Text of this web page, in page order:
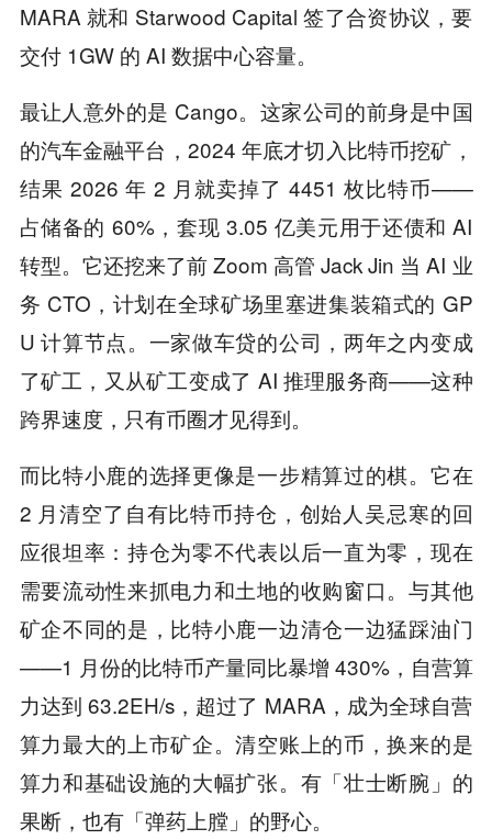
MARA 就和 Starwood Capital 签了合资协议，要
交付 1GW 的 AI 数据中心容量。
最让人意外的是 Cango。这家公司的前身是中国
的汽车金融平台，2024 年底才切入比特币挖矿，
结果 2026 年 2 月就卖掉了 4451 枚比特币——
占储备的 60%，套现 3.05 亿美元用于还债和 AI
转型。它还挖来了前 Zoom 高管 Jack Jin 当 AI 业
务 CTO，计划在全球矿场里塞进集装箱式的 GP
U 计算节点。一家做车贷的公司，两年之内变成
了矿工，又从矿工变成了 AI 推理服务商——这种
跨界速度，只有币圈才见得到。
而比特小鹿的选择更像是一步精算过的棋。它在
2 月清空了自有比特币持仓，创始人吴忌寒的回
应很坦率：持仓为零不代表以后一直为零，现在
需要流动性来抓电力和土地的收购窗口。与其他
矿企不同的是，比特小鹿一边清仓一边猛踩油门
——1 月份的比特币产量同比暴增 430%，自营算
力达到 63.2EH/s，超过了 MARA，成为全球自营
算力最大的上市矿企。清空账上的币，换来的是
算力和基础设施的大幅扩张。有「壮士断腕」的
果断，也有「弹药上膛」的野心。